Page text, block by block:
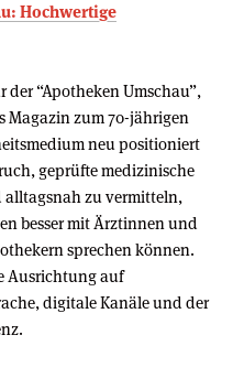
Hochwertige
der “Apotheken Umschau”,
Magazin zum 70-jährigen
neu positioniert
geprüfte medizinische
zu vermitteln,
besser mit Ärztinnen und
sprechen können.
Ausrichtung auf
digitale Kanäle und der